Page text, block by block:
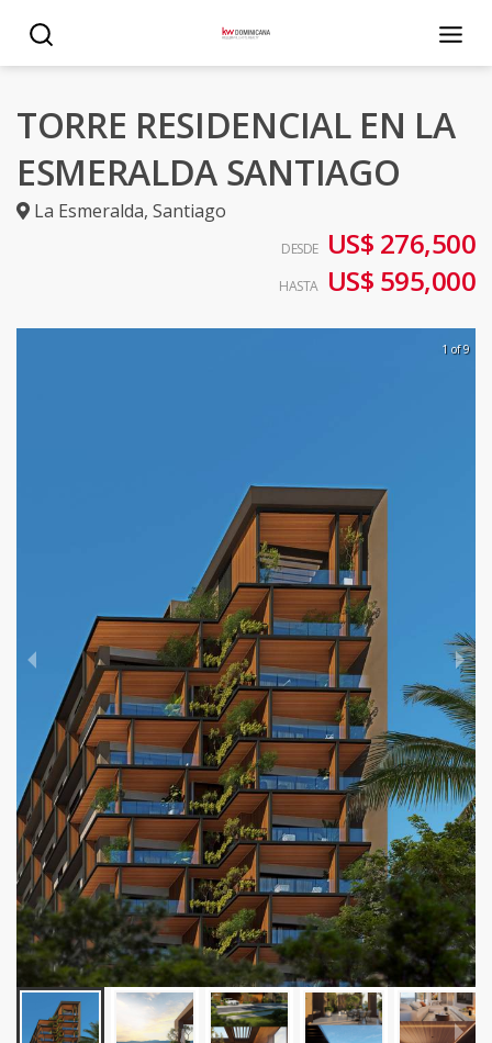
TORRE RESIDENCIAL EN LA
ESMERALDA SANTIAGO
La Esmeralda, Santiago
DESDE US$ 276,500
HASTA US$ 595,000
1 of 9